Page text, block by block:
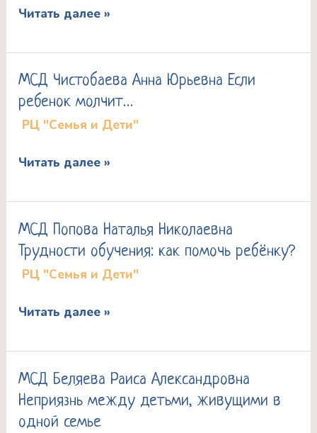
Роль
жизни
ребёнка
Читать далее »
МСД Чистобаева Анна Юрьевна Если
ребенок молчит…
РЦ "Семья и Дети"
МСД
Чистобаева
Анна
Если
Читать далее »
МСД Попова Наталья Николаевна
Трудности обучения: как помочь ребëнку?
РЦ "Семья и Дети"
МСД
Попова
Наталья
Трудности
помочь
ребëнку?
Читать далее »
МСД Беляева Раиса Александровна
Неприязнь между детьми, живущими в
одной семье
МСД
Беляева
Раиса